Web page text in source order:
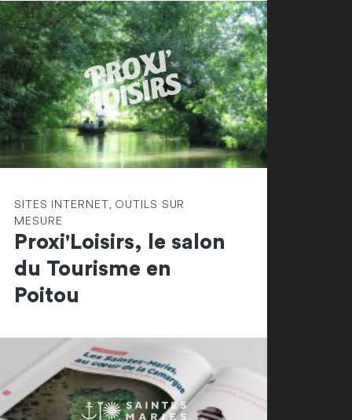
SITES INTERNET, OUTILS SUR
MESURE
Proxi'Loisirs, le salon
du Tourisme en
Poitou